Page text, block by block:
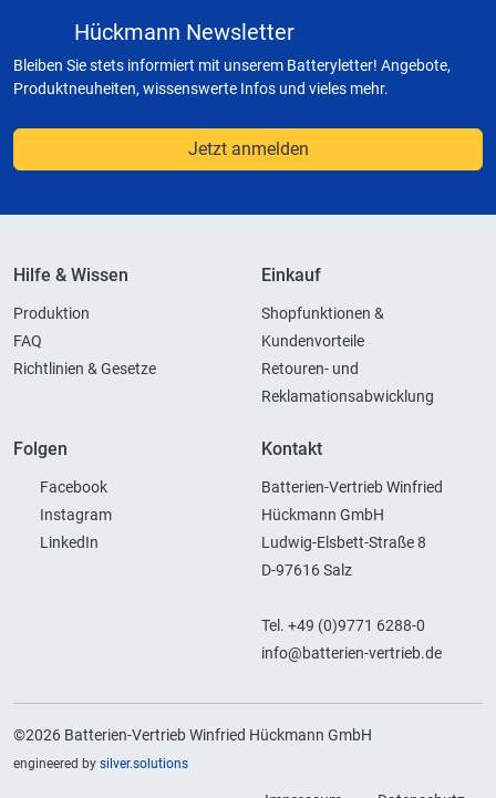
Hückmann Newsletter
Bleiben Sie stets informiert mit unserem Batteryletter! Angebote,
Produktneuheiten, wissenswerte Infos und vieles mehr.
Jetzt anmelden
Hilfe & Wissen
Produktion
FAQ
Richtlinien & Gesetze
Einkauf
Shopfunktionen &
Kundenvorteile
Retouren- und
Reklamationsabwicklung
Folgen
Facebook
Instagram
LinkedIn
Kontakt
Batterien-Vertrieb Winfried
Hückmann GmbH
Ludwig-Elsbett-Straße 8
D-97616 Salz
Tel. +49 (0)9771 6288-0
info@batterien-vertrieb.de
©2026 Batterien-Vertrieb Winfried Hückmann GmbH
engineered by silver.solutions